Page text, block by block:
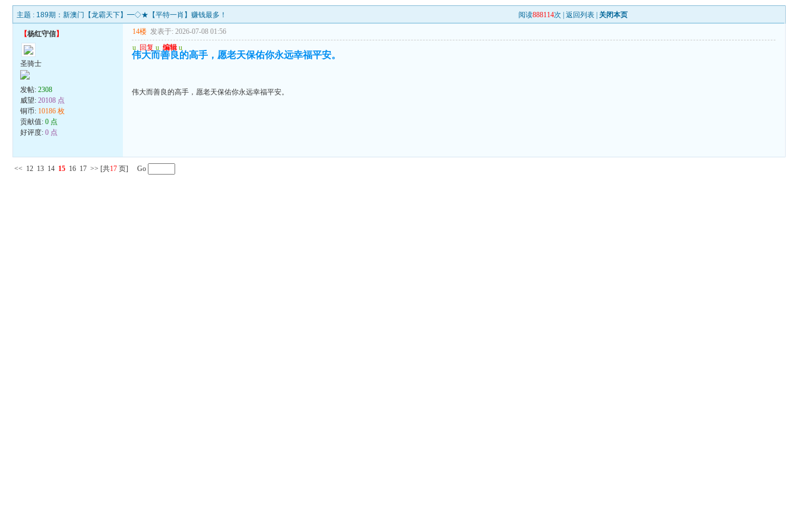
主题 : 189期：新澳门【龙霸天下】━◇★【平特一肖】赚钱最多！ 阅读888114次 |返回列表 关闭本页
【杨红守信】
圣骑士
发帖:2308
威望:20108 点
铜币: 10186 枚
贡献值:0 点
好评度:0 点
14楼 发表于: 2026-07-08 01:56
u 回复 u 编辑 u
伟大而善良的高手，愿老天保佑你永远幸福平安。
伟大而善良的高手，愿老天保佑你永远幸福平安。
<< 12 13 14 15 16 17 >> [共17 页] Go